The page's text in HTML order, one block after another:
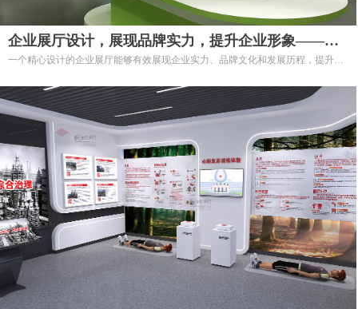
企业展厅设计，展现品牌实力，提升企业形象——专
业企业展厅设计服务
一个精心设计的企业展厅能够有效展现企业实力、品牌文化和发展历程，提升企
有独特魅力和影响力的展示空间。